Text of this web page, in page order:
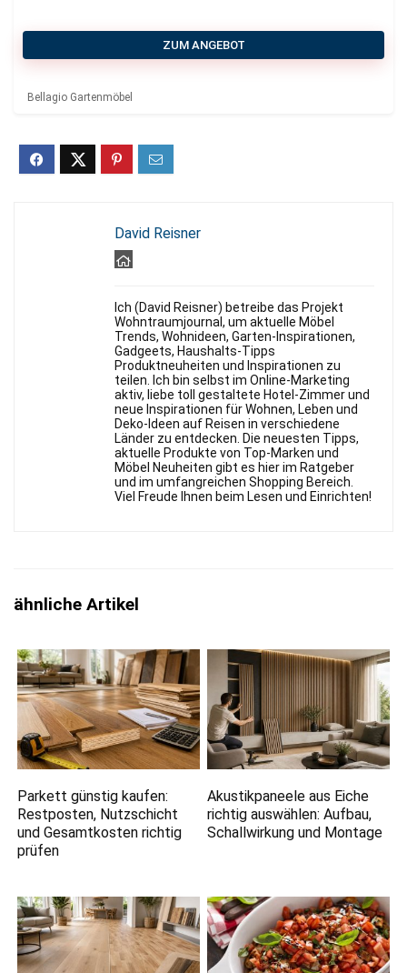
ZUM ANGEBOT
Bellagio Gartenmöbel
David Reisner
Ich (David Reisner) betreibe das Projekt
Wohntraumjournal, um aktuelle Möbel
Trends, Wohnideen, Garten-Inspirationen,
Gadgeets, Haushalts-Tipps
Produktneuheiten und Inspirationen zu
teilen. Ich bin selbst im Online-Marketing
aktiv, liebe toll gestaltete Hotel-Zimmer und
neue Inspirationen für Wohnen, Leben und
Deko-Ideen auf Reisen in verschiedene
Länder zu entdecken. Die neuesten Tipps,
aktuelle Produkte von Top-Marken und
Möbel Neuheiten gibt es hier im Ratgeber
und im umfangreichen Shopping Bereich.
Viel Freude Ihnen beim Lesen und Einrichten!
ähnliche Artikel
Parkett günstig kaufen:
Restposten, Nutzschicht
und Gesamtkosten richtig
prüfen
Akustikpaneele aus Eiche
richtig auswählen: Aufbau,
Schallwirkung und Montage